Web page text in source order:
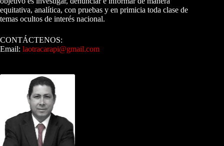
equitativa, analítica, con pruebas y en primicia toda clase de
temas ocultos de interés nacional.
CONTÁCTENOS:
Email: laotracarapi@gmail.com